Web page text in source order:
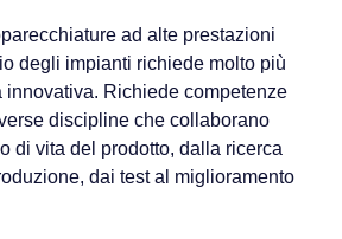
ad alte prestazioni
degli impianti richiede molto più
innovativa. Richiede competenze
discipline che collaborano
di vita del prodotto, dalla ricerca
dai test al miglioramento